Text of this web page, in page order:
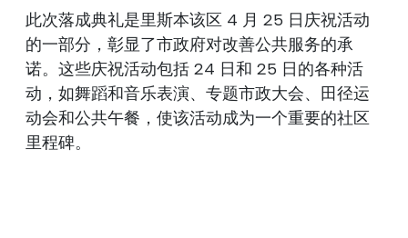
此次落成典礼是里斯本该区 4 月 25 日庆祝活动
的一部分，彰显了市政府对改善公共服务的承
诺。这些庆祝活动包括 24 日和 25 日的各种活
动，如舞蹈和音乐表演、专题市政大会、田径运
动会和公共午餐，使该活动成为一个重要的社区
里程碑。